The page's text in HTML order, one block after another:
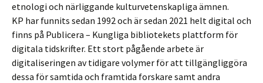
etnologi och närliggande kulturvetenskapliga ämnen.
KP har funnits sedan 1992 och är sedan 2021 helt digital och
finns på Publicera – Kungliga bibliotekets plattform för
digitala tidskrifter. Ett stort pågående arbete är
digitaliseringen av tidigare volymer för att tillgängliggöra
dessa för samtida och framtida forskare samt andra